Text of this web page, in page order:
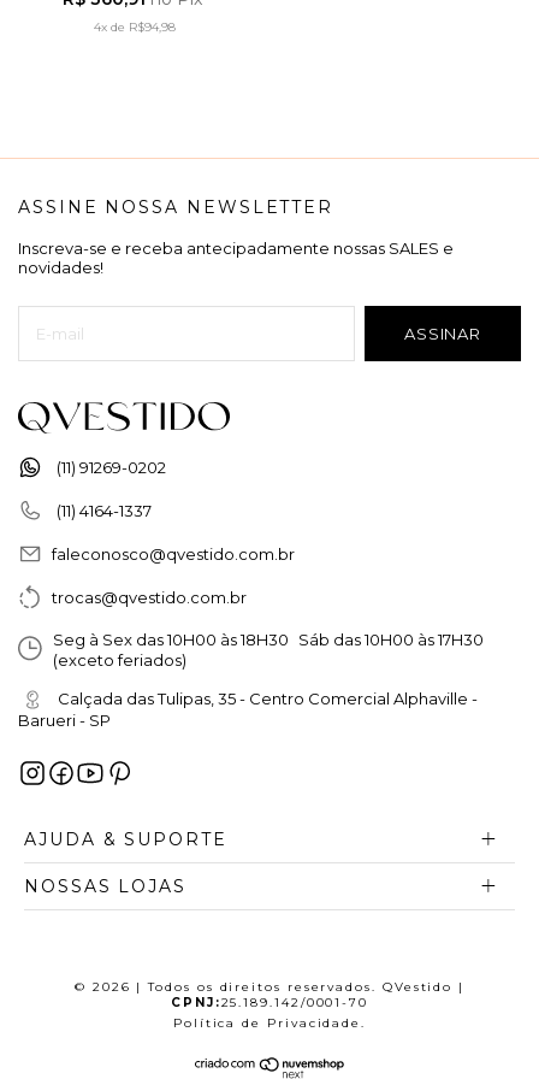
CLARO - LEKAZIS
4x de R$94,98
(11) 91269-0202
(11) 4164-1337
faleconosco@qvestido.com.br
trocas@qvestido.com.br
Seg à Sex das 10H00 às 18H30 Sáb das 10H00 às 17H30
(exceto feriados)
Calçada das Tulipas, 35 - Centro Comercial Alphaville -
Barueri - SP
AJUDA & SUPORTE
NOSSAS LOJAS
ASSINE NOSSA NEWSLETTER
Inscreva-se e receba antecipadamente nossas SALES e
novidades!
© 2026 | Todos os direitos reservados. QVestido |
CPNJ:25.189.142/0001-70
Política de Privacidade.